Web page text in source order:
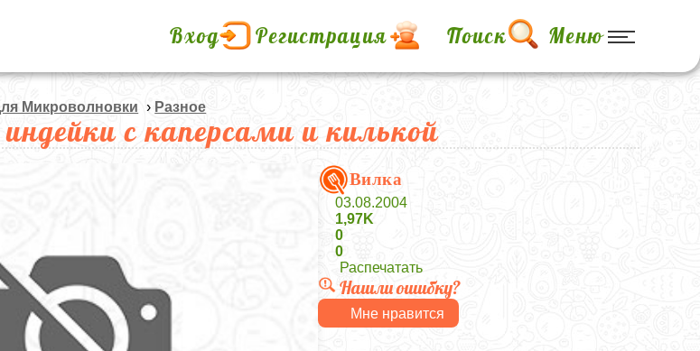
Вход Регистрация Поиск Меню
Микроволновки › Разное
с каперсами и килькой
Вилка
03.08.2004
1,97K
0
0
Распечатать
Нашли ошибку?
Мне нравится